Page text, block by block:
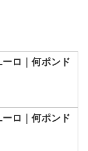
ロ｜何ポンド
ロ｜何ポンド